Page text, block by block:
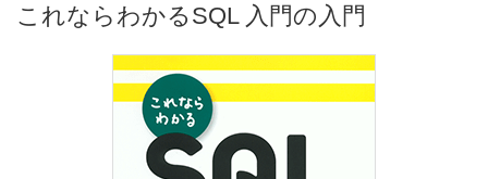
これならわかるSQL 入門の入門